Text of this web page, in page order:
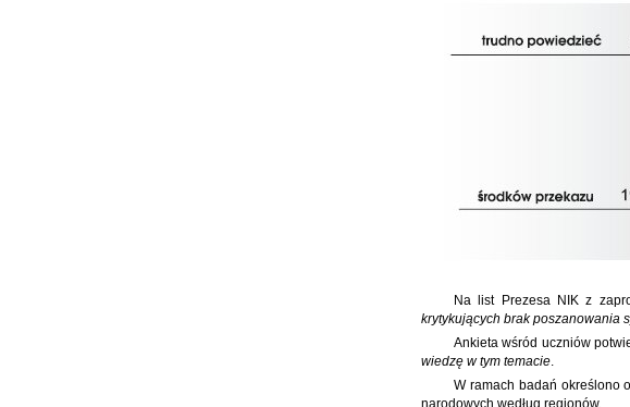
Na list Prezesa NIK z
krytykujących brak poszanowania
Ankieta wśród uczniów
wiedzę w tym temacie.
W ramach badań określono
narodowych według regionów.